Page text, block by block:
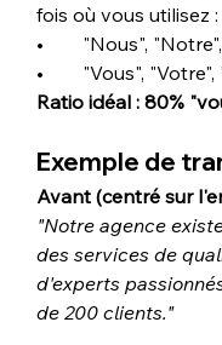
fois où vous utilisez :
•        "Nous",
•        "Vous",
Ratio idéal : 80%
Exemple de
Avant (centré sur
"Notre agence
des services de
d'experts
de 200 clients."